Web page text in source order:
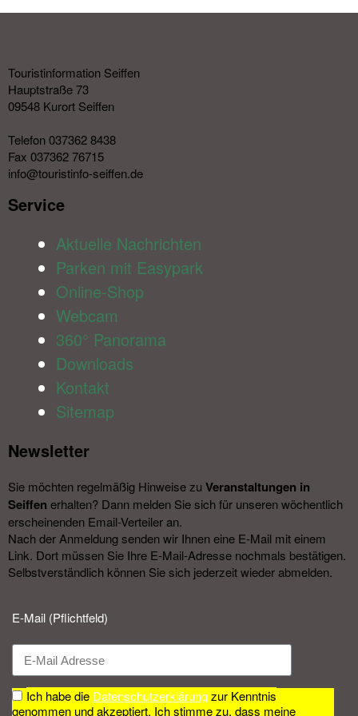
Touristinformation Seiffen
Hauptstraße 73
09548 Kurort Seiffen
Telefon 037362 8438
Fax 037362 76715
info@touristinfo-seiffen.de
Service​
Aktuelle Nachrichten
Parken mit Easypark
Online-Shop
Webcam
360° Panorama
Downloads
Kontakt
Sitemap
Newsletter​
Sie möchten regelmäßig Hinweise zu Veranstal­tungen in
Seiffen erhalten? Dann melden Sie sich für unseren wöchentlich
erscheinenden Email-Verteiler an.
Nach der Anmeldung senden wir Ihnen eine E-Mail mit einem
Link. Dort müssen Sie Ihre E-Mail-Adresse nochmals bestätigen.
Selbstverständlich können Sie sich jederzeit wieder abmelden.​
E-Mail (Pflichtfeld)
Ich habe die Datenschutzerklärungzur Kenntnis
genommen und akzeptiert. Ich stimme zu, dass meine